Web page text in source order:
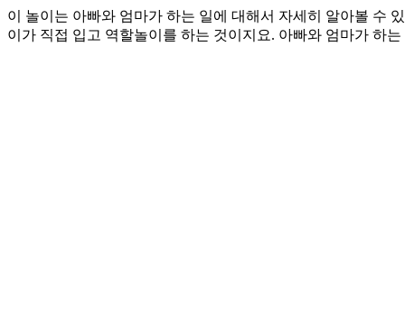
이 놀이는 아빠와 엄마가 하는 일에 대해서 자세히 알아볼 수
이가 직접 입고 역할놀이를 하는 것이지요. 아빠와 엄마가 하